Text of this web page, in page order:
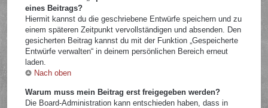
eines Beitrags?
Hiermit kannst du die geschriebene Entwürfe speichern und zu
einem späteren Zeitpunkt vervollständigen und absenden. Den
gesicherten Beitrag kannst du mit der Funktion „Gespeicherte
Entwürfe verwalten“ in deinem persönlichen Bereich erneut
laden.
Nach oben
Warum muss mein Beitrag erst freigegeben werden?
Die Board-Administration kann entschieden haben, dass in